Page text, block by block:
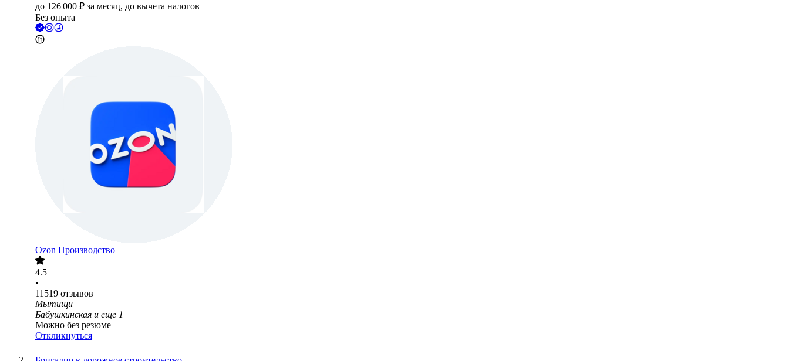
до 126 000 ₽ за месяц, до вычета налогов
Без опыта
Ozon Производство
4.5
•
11519 отзывов
Мытищи
Бабушкинская и еще 1
Можно без резюме
Откликнуться